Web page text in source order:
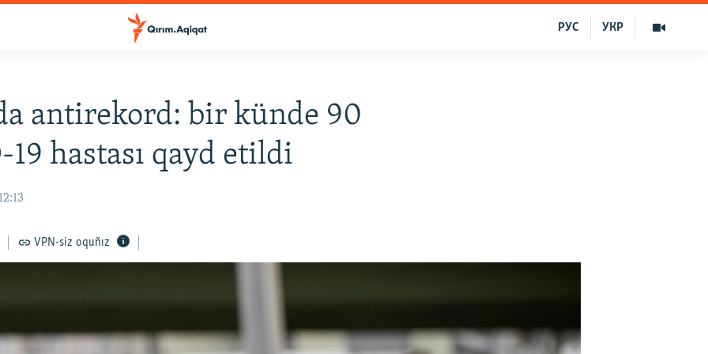
УКР
РУС
antirekord: bir künde 90
19 hastası qayd etildi
VPN-siz oquñız